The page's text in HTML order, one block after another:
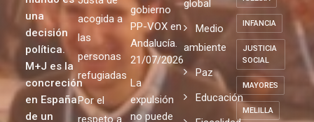
una
decisión
política.
M+J es la
concreción
en España
de un
acogida a
las
personas
refugiadas
Por el
respeto a
gobierno
PP-VOX en
Andalucía.
21/07/2026
La
expulsión
no puede
global
Medio
ambiente
Paz
Educación
INFANCIA
JUSTICIA
SOCIAL
MAYORES
MELILLA